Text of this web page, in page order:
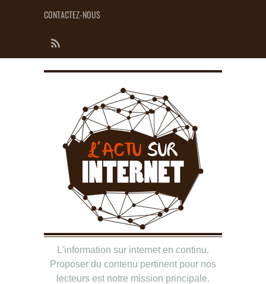
CONTACTEZ-NOUS
L'information sur internet en continu.
Proposer du contenu pertinent pour nos
lecteurs est notre mission principale.